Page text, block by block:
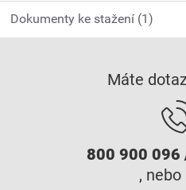
Dokumenty ke stažení (1)
Máte
800 900 096
,